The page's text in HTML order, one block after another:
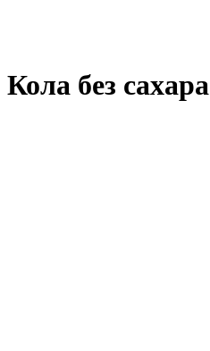
Кола без сахара